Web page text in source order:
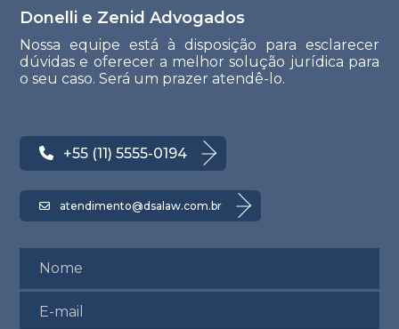
Donelli e Zenid Advogados
Nossa equipe está à disposição para esclarecer
dúvidas e oferecer a melhor solução jurídica para
o seu caso. Será um prazer atendê-lo.
+55 (11) 5555-0194
atendimento@dsalaw.com.br